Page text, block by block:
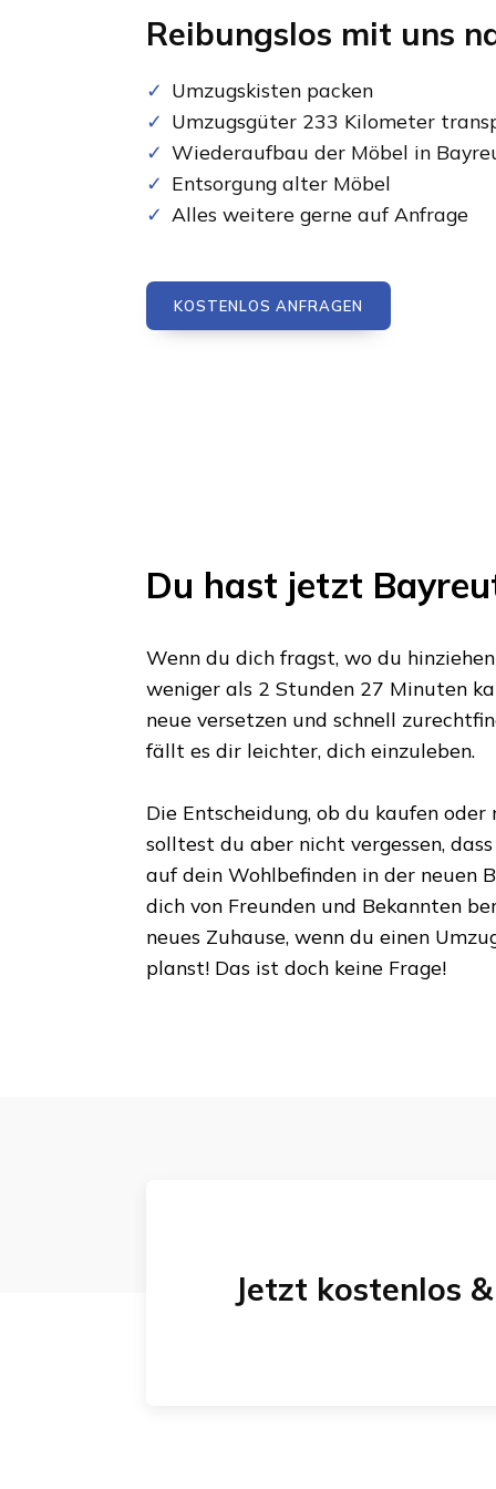
Reibungslos mit uns
Umzugskisten packen
Umzugsgüter 233 Kilometer
Wiederaufbau der Möbel in
Entsorgung alter Möbel
Alles weitere gerne auf Anfrage
KOSTENLOS ANFRAGEN
Du hast jetzt
Wenn du dich fragst, wo du
weniger als 2 Stunden 27 Minuten
neue versetzen und schnell
fällt es dir leichter, dich einzuleben.
Die Entscheidung, ob du kaufen
solltest du aber nicht vergessen,
auf dein Wohlbefinden in der neuen
dich von Freunden und Bekannten
neues Zuhause, wenn du einen
planst! Das ist doch keine Frage!
Jetzt kostenlos